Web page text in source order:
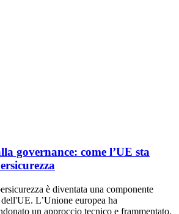
governance: come l’UE sta
è diventata una componente
L’Unione europea ha
un approccio tecnico e frammentato,